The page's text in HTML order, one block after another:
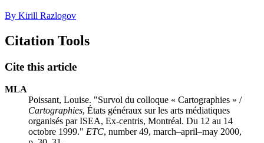
By Kirill Razlogov
Citation Tools
Cite this article
MLA
Poissant, Louise. "Survol du colloque « Cartographies » /
Cartographies, États généraux sur les arts médiatiques
organisés par ISEA, Ex-centris, Montréal. Du 12 au 14
octobre 1999." ETC, number 49, march–april–may 2000,